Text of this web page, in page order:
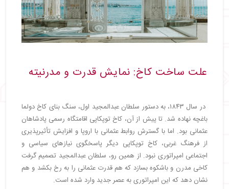
علت ساخت کاخ: نمایش قدرت و مدرنیته
در سال ۱۸۴۳، به دستور سلطان عبدالمجید اول، سنگ بنای کاخ دولما
باغچه نهاده شد. تا پیش از آن، کاخ توپکاپی اقامتگاه رسمی پادشاهان
عثمانی بود. اما با گسترش روابط عثمانی با اروپا و افزایش تأثیرپذیری
از فرهنگ غربی، کاخ توپکاپی دیگر پاسخگوی نیازهای سیاسی و
اجتماعی امپراتوری نبود. از همین رو، سلطان عبدالمجید تصمیم گرفت
کاخی مدرن و باشکوه بسازد که هم قدرت عثمانی را به رخ بکشد و هم
نشان دهد که این امپراتوری به عصر جدید وارد شده است.